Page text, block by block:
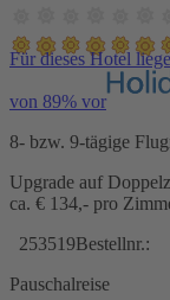
Für dieses Hotel
von 89% vor
8- bzw. 9-tägige
Upgrade auf
ca. € 134,- pro
253519Bestellnr.:
Pauschalreise